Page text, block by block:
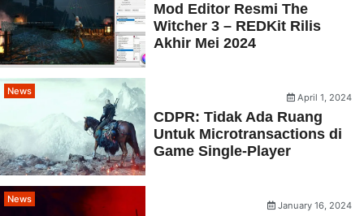
Mod Editor Resmi The
Witcher 3 – REDKit Rilis
Akhir Mei 2024
News
April 1, 2024
CDPR: Tidak Ada Ruang
Untuk Microtransactions di
Game Single-Player
News
January 16, 2024